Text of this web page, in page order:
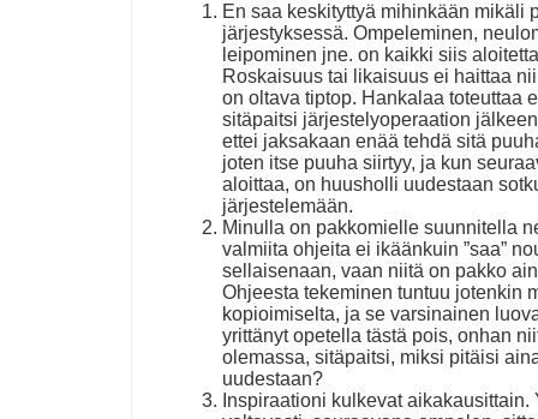
En saa keskityttyä mihinkään mikäli
järjestyksessä. Ompeleminen,
leipominen jne. on kaikki siis
Roskaisuus tai likaisuus ei haittaa
on oltava tiptop. Hankalaa toteuttaa
sitäpaitsi järjestelyoperaation
ettei jaksakaan enää tehdä sitä
joten itse puuha siirtyy, ja kun
aloittaa, on huusholli uudestaan
järjestelemään.
Minulla on pakkomielle suunnitella
valmiita ohjeita ei ikäänkuin ”saa”
sellaisenaan, vaan niitä on pakko
Ohjeesta tekeminen tuntuu jotenkin
kopioimiselta, ja se varsinainen
yrittänyt opetella tästä pois, onhan
olemassa, sitäpaitsi, miksi pitäisi
uudestaan?
Inspiraationi kulkevat